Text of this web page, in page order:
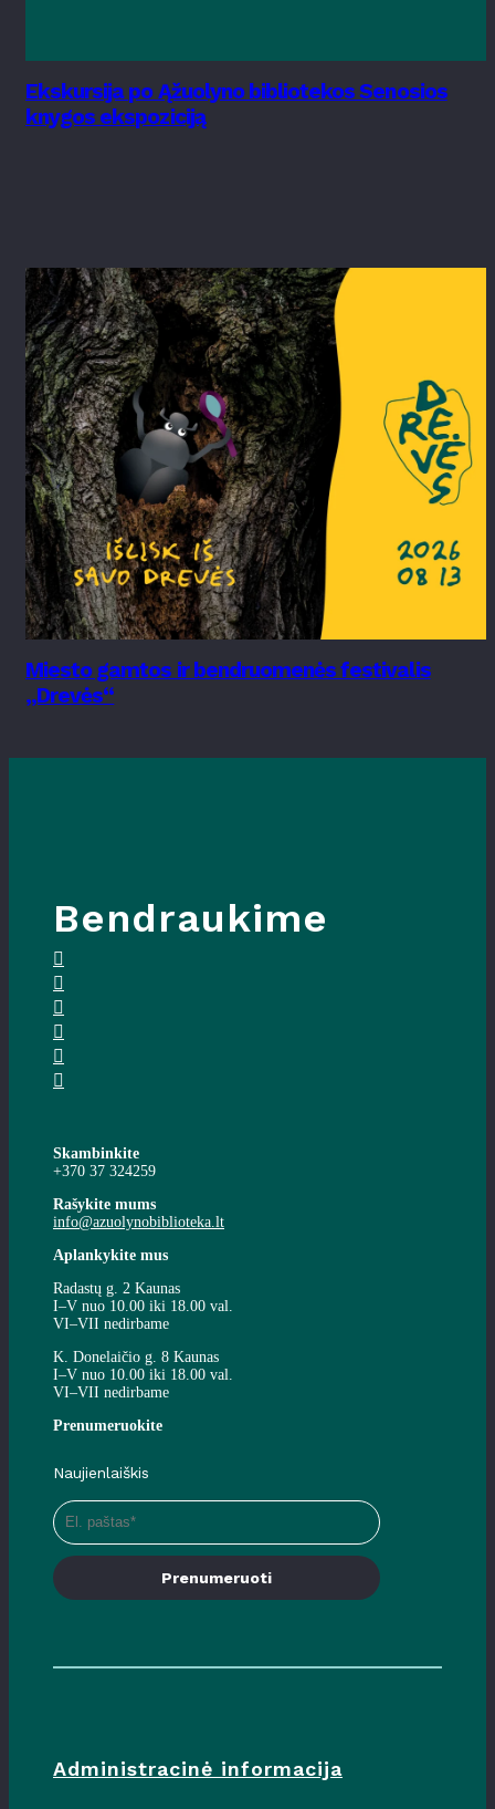
Ekskursija po Ąžuolyno bibliotekos Senosios
knygos ekspoziciją
Miesto gamtos ir bendruomenės festivalis
„Drevės“
Bendraukime
Skambinkite
+370 37 324259
Rašykite mums
info@azuolynobiblioteka.lt
Aplankykite mus
Radastų g. 2 Kaunas
I–V nuo 10.00 iki 18.00 val.
VI–VII nedirbame
K. Donelaičio g. 8 Kaunas
I–V nuo 10.00 iki 18.00 val.
VI–VII nedirbame
Prenumeruokite
Naujienlaiškis
Prenumeruoti
Administracinė informacija